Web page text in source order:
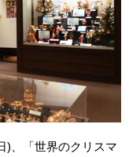
)、「世界のクリスマ